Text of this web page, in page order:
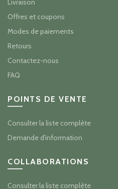
Livraison
Offres et coupons
Modes de paiements
Retours
Contactez-nous
FAQ
POINTS DE VENTE
Consulter la liste complète
Demande d'information
COLLABORATIONS
Consulter la liste complète